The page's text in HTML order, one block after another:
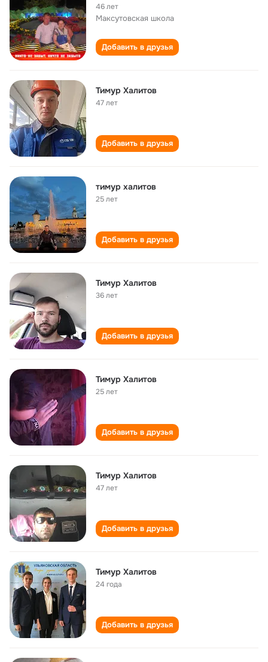
46 лет
Максутовская школа
Добавить в друзья
Тимур Халитов
47 лет
Добавить в друзья
тимур халитов
25 лет
Добавить в друзья
Тимур Халитов
36 лет
Добавить в друзья
Тимур Халитов
25 лет
Добавить в друзья
Тимур Халитов
47 лет
Добавить в друзья
Тимур Халитов
24 года
Добавить в друзья